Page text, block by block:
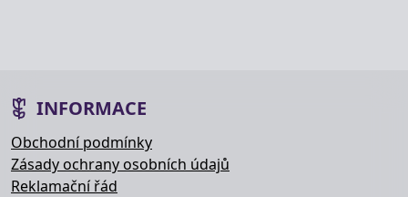
INFORMACE
Obchodní podmínky
Zásady ochrany osobních údajů
Reklamační řád